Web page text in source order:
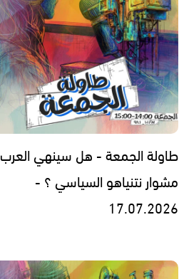
طاولة الجمعة - هل سينهي العرب
مشوار نتنياهو السياسي ؟ -
17.07.2026